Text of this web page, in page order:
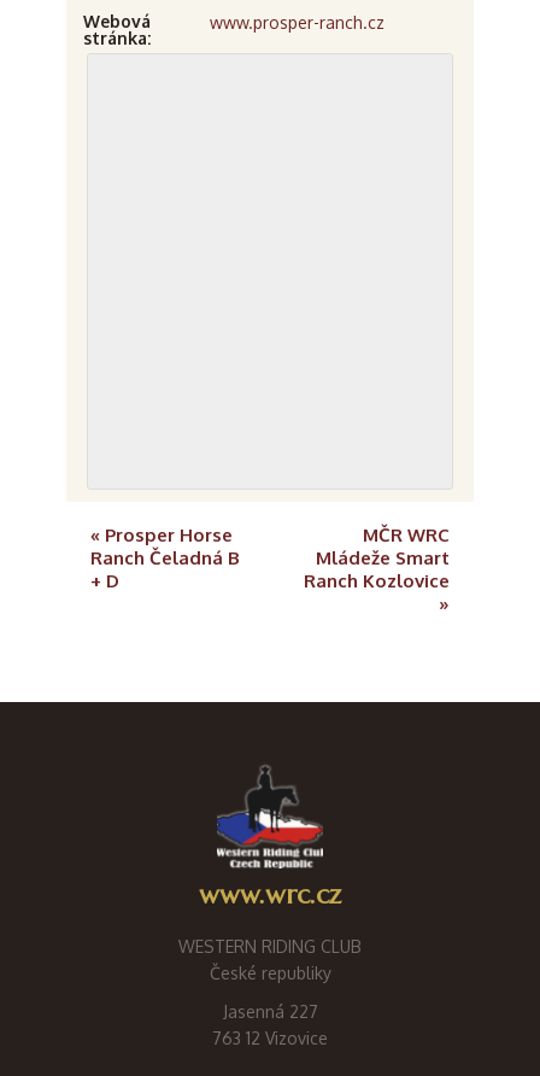
Webová
stránka:
www.prosper-ranch.cz
« Prosper Horse
Ranch Čeladná B
+ D
MČR WRC
Mládeže Smart
Ranch Kozlovice
»
www.wrc.cz
WESTERN RIDING CLUB
České republiky
Jasenná 227
763 12 Vizovice